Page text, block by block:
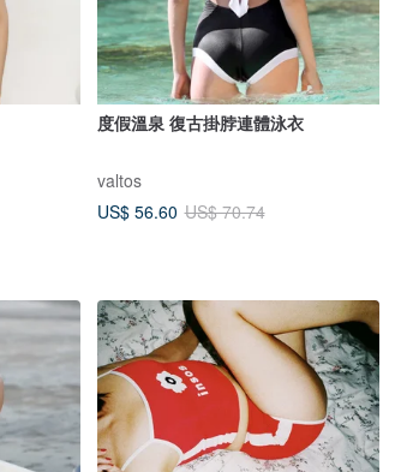
度假溫泉 復古掛脖連體泳衣
valtos
US$ 56.60 US$ 70.74